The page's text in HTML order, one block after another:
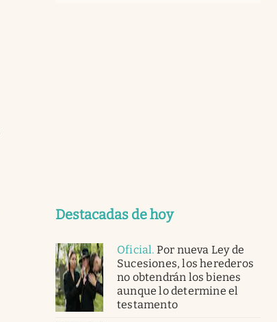
Destacadas de hoy
Oficial. Por nueva Ley de
Sucesiones, los herederos
no obtendrán los bienes
aunque lo determine el
testamento